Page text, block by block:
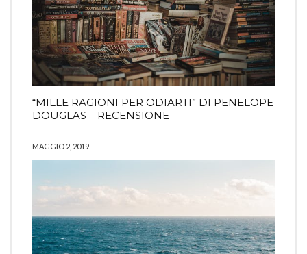
“MILLE RAGIONI PER ODIARTI” DI PENELOPE
DOUGLAS – RECENSIONE
MAGGIO 2, 2019